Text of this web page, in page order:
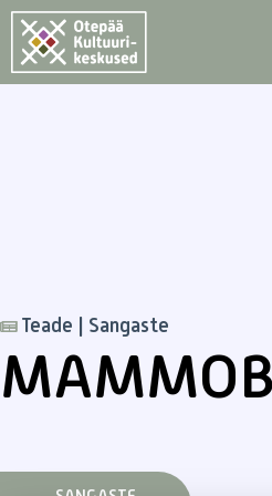
Teade | Sangaste